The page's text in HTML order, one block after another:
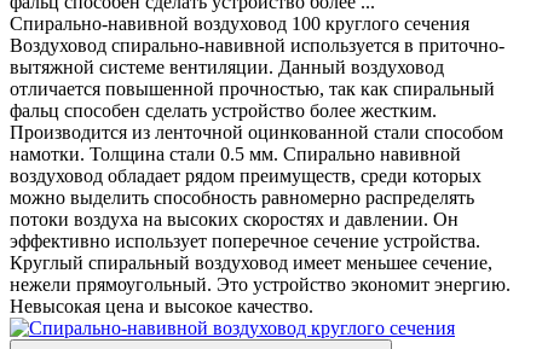
Спирально-навивной воздуховод 100 круглого сечения
Воздуховод спирально-навивной используется в приточно-
вытяжной системе вентиляции. Данный воздуховод
отличается повышенной прочностью, так как спиральный
фальц способен сделать устройство более жестким.
Производится из ленточной оцинкованной стали способом
намотки. Толщина стали 0.5 мм. Спирально навивной
воздуховод обладает рядом преимуществ, среди которых
можно выделить способность равномерно распределять
потоки воздуха на высоких скоростях и давлении. Он
эффективно использует поперечное сечение устройства.
Круглый спиральный воздуховод имеет меньшее сечение,
нежели прямоугольный. Это устройство экономит энергию.
Невысокая цена и высокое качество.